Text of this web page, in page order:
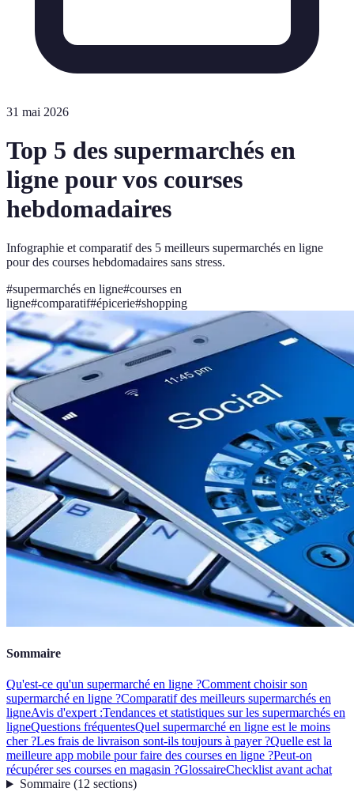
31 mai 2026
Top 5 des supermarchés en
ligne pour vos courses
hebdomadaires
Infographie et comparatif des 5 meilleurs supermarchés en ligne
pour des courses hebdomadaires sans stress.
#supermarchés en ligne#courses en
ligne#comparatif#épicerie#shopping
Sommaire
Qu'est-ce qu'un supermarché en ligne ?Comment choisir son
supermarché en ligne ?Comparatif des meilleurs supermarchés en
ligneAvis d'expert :Tendances et statistiques sur les supermarchés en
ligneQuestions fréquentesQuel supermarché en ligne est le moins
cher ?Les frais de livraison sont-ils toujours à payer ?Quelle est la
meilleure app mobile pour faire des courses en ligne ?Peut-on
récupérer ses courses en magasin ?GlossaireChecklist avant achat
Sommaire(12 sections)